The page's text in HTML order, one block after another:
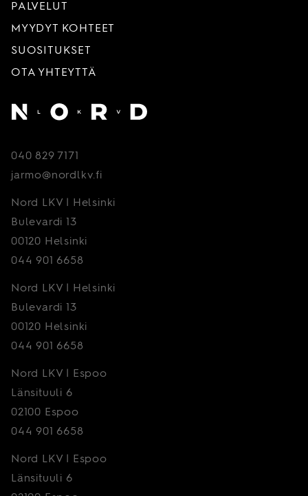
PALVELUT
MYYDYT KOHTEET
SUOSITUKSET
OTA YHTEYTTÄ
040 829 7171
jarmo@nordlkv.fi
Nord LKV | Helsinki
Bulevardi 13
00120 Helsinki
044 901 6658
Nord LKV | Helsinki
Bulevardi 13
00120 Helsinki
044 901 6658
Nord LKV | Espoo
Länsituuli 6
02100 Espoo
044 901 6658
Nord LKV | Espoo
Länsituuli 6